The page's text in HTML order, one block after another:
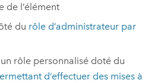
de l’élément
du rôle d’administrateur par
rôle personnalisé doté du
d’effectuer des mises à